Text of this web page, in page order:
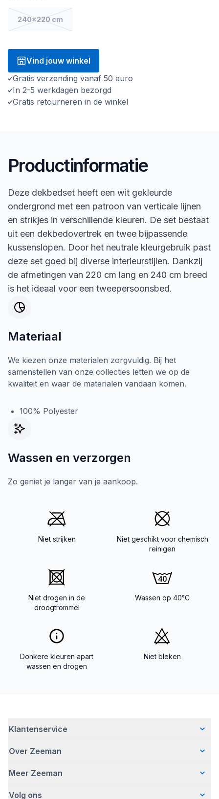
240x220 cm
Vind jouw winkel
Gratis verzending vanaf 50 euro
In 2-5 werkdagen bezorgd
Gratis retourneren in de winkel
Productinformatie
Deze dekbedset heeft een wit gekleurde
ondergrond met een patroon van verticale lijnen
en strikjes in verschillende kleuren. De set bestaat
uit een dekbedovertrek en twee bijpassende
kussenslopen. Door het neutrale kleurgebruik past
deze set goed bij diverse interieurstijlen. Dankzij
de afmetingen van 220 cm lang en 240 cm breed
is het ideaal voor een tweepersoonsbed.
Materiaal
We kiezen onze materialen zorgvuldig. Bij het
samenstellen van onze collecties letten we op de
kwaliteit en waar de materialen vandaan komen.
100% Polyester
Wassen en verzorgen
Zo geniet je langer van je aankoop.
Niet strijken
Niet geschikt voor chemisch
reinigen
Niet drogen in de
droogtrommel
Wassen op 40°C
Donkere kleuren apart
wassen en drogen
Niet bleken
Klantenservice
Veelgestelde vragen
Bezorgen
Over Zeeman
Wie wij zijn
Meer Zeeman
Volg ons